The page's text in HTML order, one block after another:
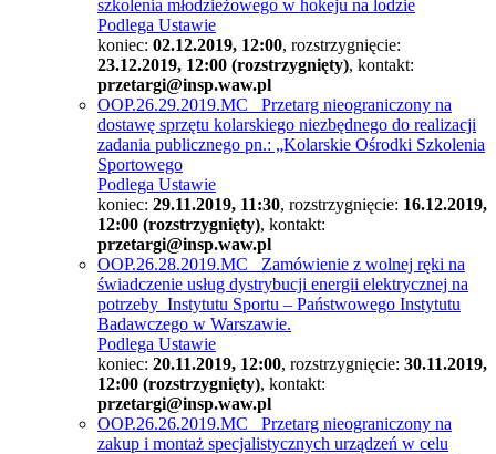
szkolenia młodzieżowego w hokeju na lodzie
Podlega Ustawie
koniec: 02.12.2019, 12:00, rozstrzygnięcie:
23.12.2019, 12:00 (rozstrzygnięty), kontakt:
przetargi@insp.waw.pl
OOP.26.29.2019.MC Przetarg nieograniczony na
dostawę sprzętu kolarskiego niezbędnego do realizacji
zadania publicznego pn.: „Kolarskie Ośrodki Szkolenia
Sportowego
Podlega Ustawie
koniec: 29.11.2019, 11:30, rozstrzygnięcie: 16.12.2019,
12:00 (rozstrzygnięty), kontakt:
przetargi@insp.waw.pl
OOP.26.28.2019.MC Zamówienie z wolnej ręki na
świadczenie usług dystrybucji energii elektrycznej na
potrzeby Instytutu Sportu – Państwowego Instytutu
Badawczego w Warszawie.
Podlega Ustawie
koniec: 20.11.2019, 12:00, rozstrzygnięcie: 30.11.2019,
12:00 (rozstrzygnięty), kontakt:
przetargi@insp.waw.pl
OOP.26.26.2019.MC Przetarg nieograniczony na
zakup i montaż specjalistycznych urządzeń w celu